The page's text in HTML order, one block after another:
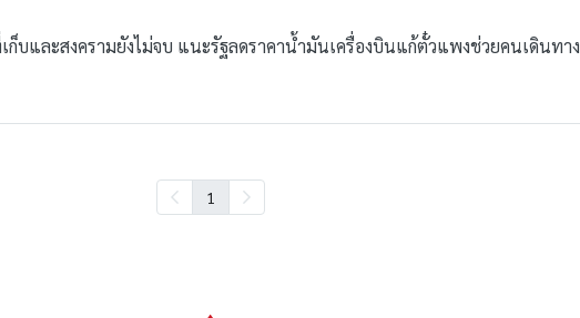
บและสงครามยังไม่จบ แนะรัฐลดราคาน้ำมันเครื่องบินแก้ตั๋วแพงช่วยคนเดินทาง
1